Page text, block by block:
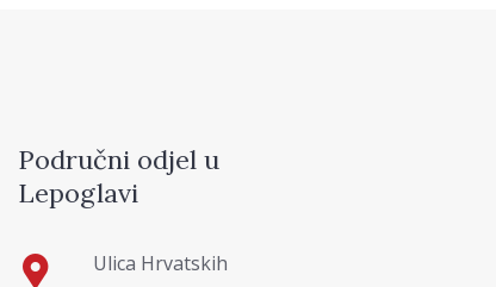
Područni odjel u
Lepoglavi
Ulica Hrvatskih